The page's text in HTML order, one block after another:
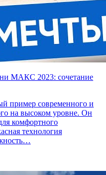
МАКС 2023: сочетание
пример современного и
на высоком уровне. Он
комфортного
технология